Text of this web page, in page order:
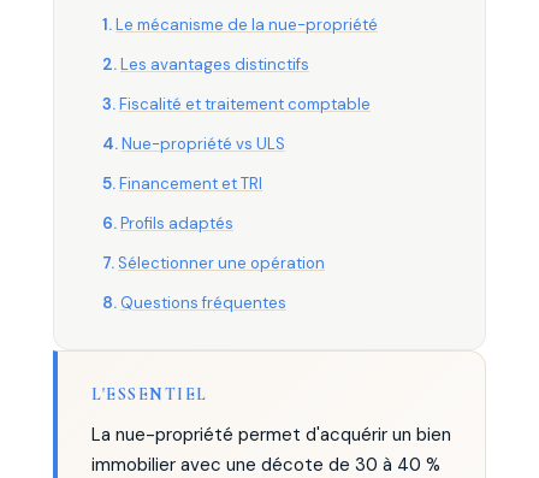
L'ESSENTIEL
La nue-propriété permet d'acquérir un bien
immobilier avec une décote de 30 à 40 %
Le mécanisme de la nue-propriété
Les avantages distinctifs
Fiscalité et traitement comptable
Nue-propriété vs ULS
Financement et TRI
Profils adaptés
Sélectionner une opération
Questions fréquentes